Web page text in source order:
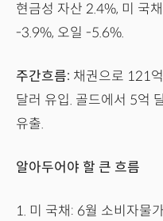
현금성 자산 2.4%, 미 국
-3.9%, 오일 -5.6%.
주간흐름: 채권으로 121
달러 유입. 골드에서 5억
유출.
알아두어야 할 큰 흐름
1. 미 국채: 6월 소비자물